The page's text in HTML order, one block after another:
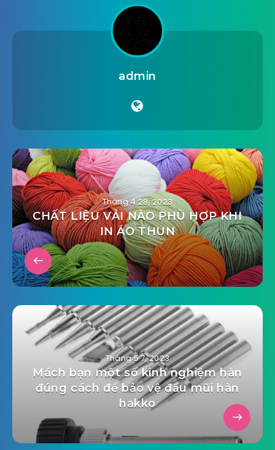
admin
Tháng 4 28, 2023
CHẤT LIỆU VẢI NÀO PHÙ HỢP KHI
IN ÁO THUN
Tháng 5 7, 2023
Mách bạn một số kinh nghiệm hàn
đúng cách để bảo vệ đầu mũi hàn
hakko